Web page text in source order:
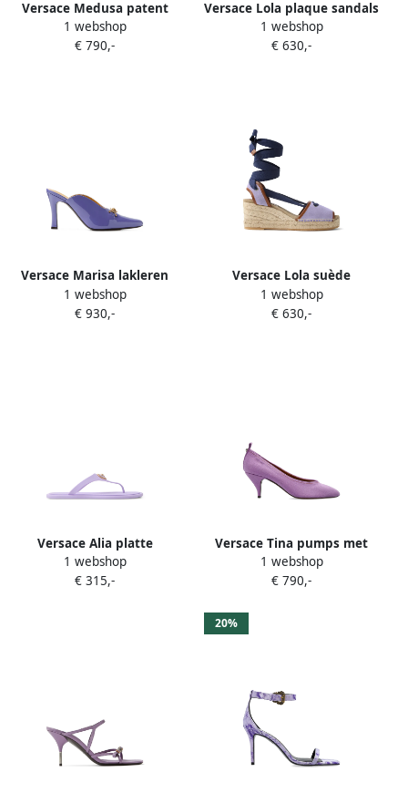
Versace Medusa patent
leather mules Paars
1 webshop
€ 790,-
Versace Lola plaque sandals
Paars
1 webshop
€ 630,-
Versace Marisa lakleren
muiltjes 90 mm Paars
1 webshop
€ 930,-
Versace Lola suède
sleehakken 65 mm Paars
1 webshop
€ 630,-
Versace Alia platte
rubberen sandalen Paars
1 webshop
€ 315,-
Versace Tina pumps met
hak Paars
1 webshop
€ 790,-
20%